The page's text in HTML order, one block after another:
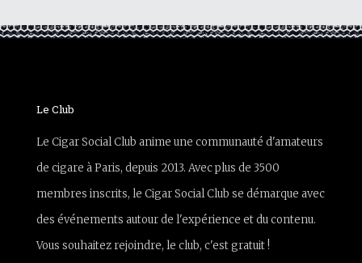
Le Club
Le Cigar Social Club anime une communauté d'amateurs
de cigare à Paris, depuis 2013. Avec plus de 3500
membres inscrits, le Cigar Social Club se démarque avec
des événements autour de l'expérience et du contenu.
Vous souhaitez rejoindre, le club, c'est gratuit !